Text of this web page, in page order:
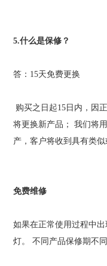
5.什么是保修？
答： 15天免费更换
购买之日起15 日内，因
将更换新产品；
我们将
产，客户将收到具有类似
免费维修
如果在正常使用过程中
灯。
不同产品保修期不同